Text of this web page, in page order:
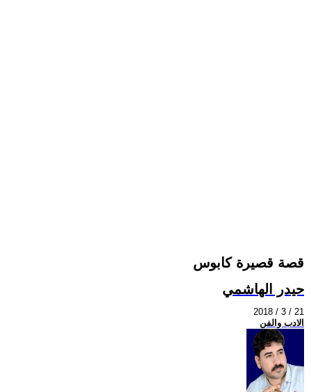
قصة قصيرة كابوس
حيدر الهاشمي
2018 / 3 / 21
الادب والفن